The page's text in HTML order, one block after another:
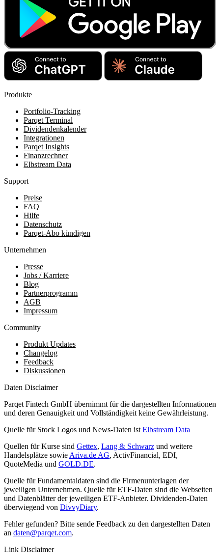
Produkte
Portfolio-Tracking
Parqet Terminal
Dividendenkalender
Integrationen
Parqet Insights
Finanzrechner
Elbstream Data
Support
Preise
FAQ
Hilfe
Datenschutz
Parqet-Abo kündigen
Unternehmen
Presse
Jobs / Karriere
Blog
Partnerprogramm
AGB
Impressum
Community
Produkt Updates
Changelog
Feedback
Diskussionen
Daten Disclaimer
Parqet Fintech GmbH übernimmt für die dargestellten Informationen
und deren Genauigkeit und Vollständigkeit keine Gewährleistung.
Quelle für Stock Logos und News-Daten ist Elbstream Data
Quellen für Kurse sind Gettex, Lang & Schwarz und weitere
Handelsplätze sowie Ariva.de AG, ActivFinancial, EDI,
QuoteMedia und GOLD.DE.
Quelle für Fundamentaldaten sind die Firmenunterlagen der
jeweiligen Unternehmen. Quelle für ETF-Daten sind die Webseiten
und Datenblätter der jeweiligen ETF-Anbieter. Dividenden-Daten
überwiegend von DivvyDiary.
Fehler gefunden? Bitte sende Feedback zu den dargestellten Daten
an daten@parqet.com.
Link Disclaimer